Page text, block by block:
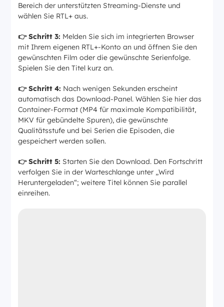
Bereich der unterstützten Streaming-Dienste und
wählen Sie RTL+ aus.
👉 Schritt 3: Melden Sie sich im integrierten Browser
mit Ihrem eigenen RTL+-Konto an und öffnen Sie den
gewünschten Film oder die gewünschte Serienfolge.
Spielen Sie den Titel kurz an.
👉 Schritt 4: Nach wenigen Sekunden erscheint
automatisch das Download-Panel. Wählen Sie hier das
Container-Format (MP4 für maximale Kompatibilität,
MKV für gebündelte Spuren), die gewünschte
Qualitätsstufe und bei Serien die Episoden, die
gespeichert werden sollen.
👉 Schritt 5: Starten Sie den Download. Den Fortschritt
verfolgen Sie in der Warteschlange unter „Wird
Heruntergeladen“; weitere Titel können Sie parallel
einreihen.